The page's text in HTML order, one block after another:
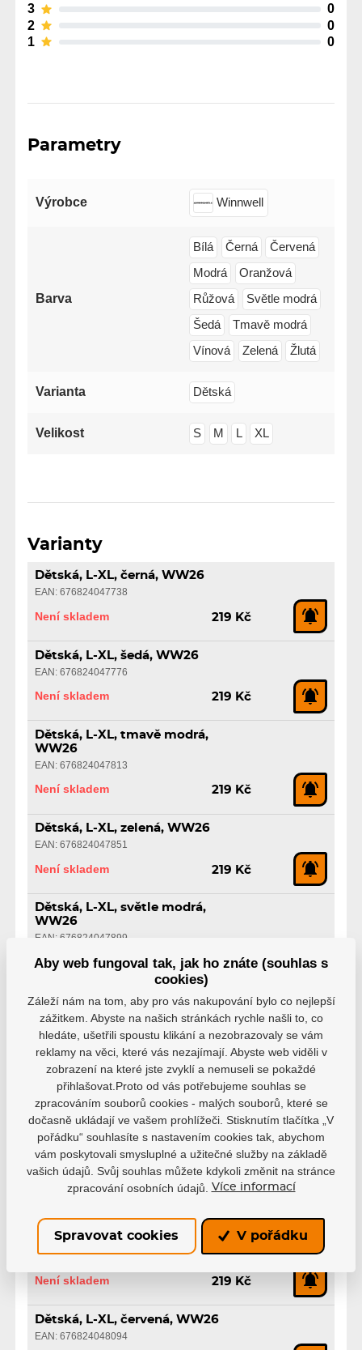
3
0
2
0
1
0
Parametry
Výrobce Winnwell
Barva
Bílá Černá
Červená
Modrá
Oranžová
Růžová
Světle modrá
Šedá
Tmavě modrá
Vínová
Zelená Žlutá
Varianta Dětská
Velikost S M L XL
Varianty
Dětská, L-XL, černá, WW26
EAN: 676824047738
Není skladem 219 Kč
Dětská, L-XL, šedá, WW26
EAN: 676824047776
Není skladem 219 Kč
Dětská, L-XL, tmavě modrá,
WW26
EAN: 676824047813
Není skladem 219 Kč
Dětská, L-XL, zelená, WW26
EAN: 676824047851
Není skladem 219 Kč
Dětská, L-XL, světle modrá,
WW26
EAN: 676824047899
Není skladem 219 Kč
Dětská, L-XL, oranžová, WW26
EAN: 676824047936
Není skladem 219 Kč
Dětská, L-XL, žlutá, WW26
EAN: 676824047974
Není skladem 219 Kč
Dětská, L-XL, vínová, WW26
EAN: 676824048018
Dětská, L-XL, růžová, WW26
EAN: 676824048056
Není skladem 219 Kč
Dětská, L-XL, červená, WW26
EAN: 676824048094
Aby web fungoval tak, jak ho znáte (souhlas s
cookies)
Záleží nám na tom, aby pro vás nakupování bylo co nejlepší
zážitkem. Abyste na našich stránkách rychle našli to, co
hledáte, ušetřili spoustu klikání a nezobrazovaly se vám
reklamy na věci, které vás nezajímají. Abyste web viděli v
zobrazení na které jste zvyklí a nemuseli se pokaždé
přihlašovat.Proto od vás potřebujeme souhlas se
zpracováním souborů cookies - malých souborů, které se
dočasně ukládají ve vašem prohlížeči. Stisknutím tlačítka „V
pořádku“ souhlasíte s nastavením cookies tak, abychom
vám poskytovali smysluplné a užitečné služby na základě
vašich údajů. Svůj souhlas můžete kdykoli změnit na stránce
zpracování osobních údajů.
Více informací
Spravovat cookies V pořádku